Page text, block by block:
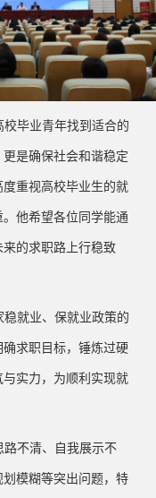
毕业青年找到适合的
是确保社会和谐稳定
重视高校毕业生的就
他希望各位同学能通
的求职路上行稳致
就业、保就业政策的
求职目标，锤炼过硬
实力，为顺利实现就
不清、自我展示不
模糊等突出问题，特